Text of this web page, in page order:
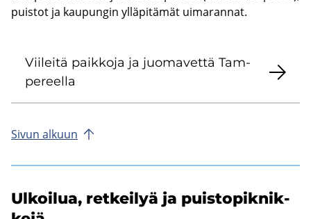
puis­tot ja kau­pun­gin yl­lä­pi­tä­mät ui­ma­ran­nat.
Vii­lei­tä paik­ko­ja ja juo­ma­vet­tä Tam­
pe­reel­la
Sivun al­kuun
Ul­koi­lua, ret­kei­lyä ja puis­to­pik­nik­